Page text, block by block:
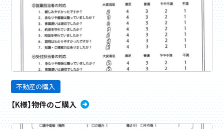
不動産の購入
【K様】物件のご購入